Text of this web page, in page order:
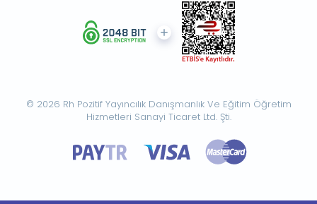
© 2026 Rh Pozitif Yayıncılık Danışmanlık Ve Eğitim Öğretim
Hizmetleri Sanayi Ticaret Ltd. Şti.